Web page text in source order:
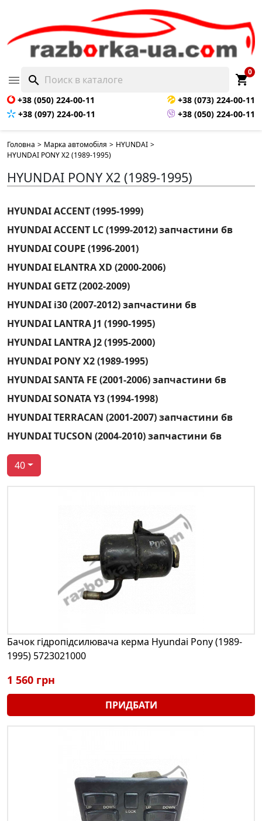
 search shopping_cart
0
+38 (050) 224-00-11
+38 (073) 224-00-11
+38 (097) 224-00-11
+38 (050) 224-00-11
Головна > Марка автомобіля > HYUNDAI >
HYUNDAI PONY X2 (1989-1995)
HYUNDAI PONY X2 (1989-1995)
HYUNDAI ACCENT (1995-1999)
HYUNDAI ACCENT LC (1999-2012) запчастини бв
HYUNDAI COUPE (1996-2001)
HYUNDAI ELANTRA XD (2000-2006)
HYUNDAI GETZ (2002-2009)
HYUNDAI i30 (2007-2012) запчастини бв
HYUNDAI LANTRA J1 (1990-1995)
HYUNDAI LANTRA J2 (1995-2000)
HYUNDAI PONY X2 (1989-1995)
HYUNDAI SANTA FE (2001-2006) запчастини бв
HYUNDAI SONATA Y3 (1994-1998)
HYUNDAI TERRACAN (2001-2007) запчастини бв
HYUNDAI TUCSON (2004-2010) запчастини бв
40
Бачок гідропідсилювача керма Hyundai Pony (1989-
1995) 5723021000
1 560 грн
ПРИДБАТИ